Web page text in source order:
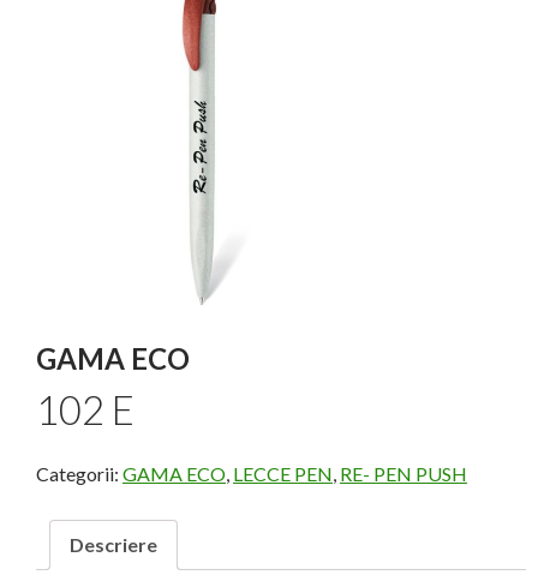
GAMA ECO
102 E
Categorii: GAMA ECO LECCE PEN RE- PEN PUSH
Descriere